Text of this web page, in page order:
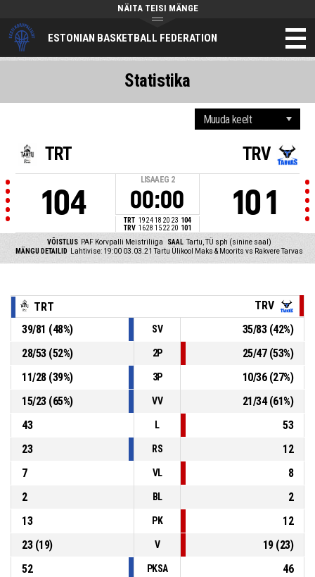
ESTONIAN BASKETBALL FEDERATION
NÄITA TEISI MÄNGE
TRT
104
LISAAEG 2
00:00
TRT 19 24 18 20 23 104
TRV 1628 15 22 20 101
TRV
101
VÕISTLUS PAF Korvpalli Meistriliiga SAAL Tartu, TÜ sph (sinine saal)
MÄNGU DETAILID
Lahtivise: 19:00 03.03.21 Tartu Ülikool Maks & Moorits vs Rakvere Tarvas
Statistika
TRT
TRV
39/81 (48%) SV 35/83(42%)
28/53(52%) 2P 25/47(53%)
11/28(39%) 3P 10/36(27%)
15/23(65%) VV 21/34(61%)
43
L
53
23
RS
12
7
VL
8
2
BL
2
13
PK
12
23(19) V 19(23)
52
PKSA
46